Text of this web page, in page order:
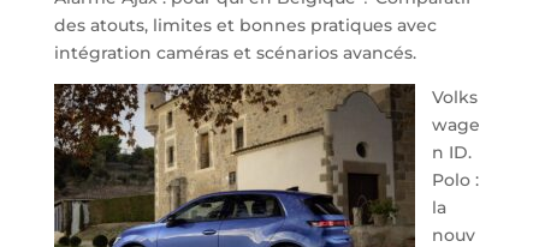
à
l’aéroport
de
Charleroi
des atouts, limites et bonnes pratiques avec
intégration caméras et scénarios avancés.
Volks
wage
n ID.
Polo :
la
nouv